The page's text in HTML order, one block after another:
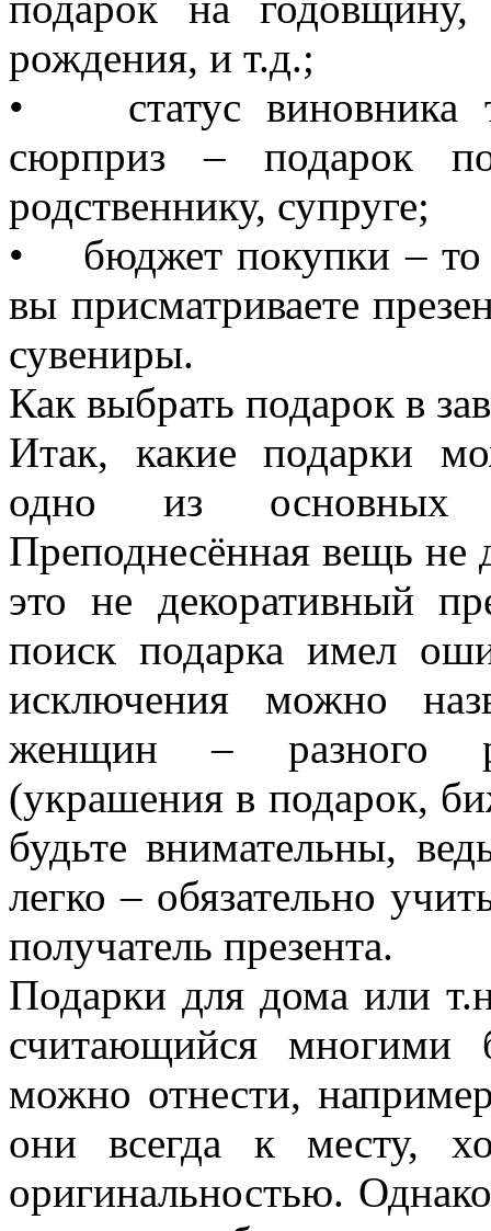
рождения, и т.д.;
• статус виновника
сюрприз – подарок
родственнику, супруге;
• бюджет покупки – то
вы присматриваете
сувениры.
Как выбрать подарок в
Итак, какие подарки
одно из основных
Преподнесённая вещь не
это не декоративный
поиск подарка имел
исключения можно
женщин – разного
(украшения в подарок,
будьте внимательны,
легко – обязательно
получатель презента.
Подарки для дома или
считающийся многими
можно отнести,
они всегда к месту,
оригинальностью.